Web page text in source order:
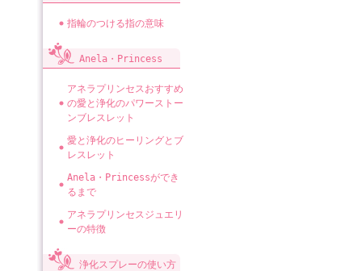
指輪のつける指の意味
Anela・Princess
アネラプリンセスおすすめ
の愛と浄化のパワーストー
ンブレスレット
愛と浄化のヒーリングとブ
レスレット
Anela・Princessができ
るまで
アネラプリンセスジュエリ
ーの特徴
浄化スプレーの使い方